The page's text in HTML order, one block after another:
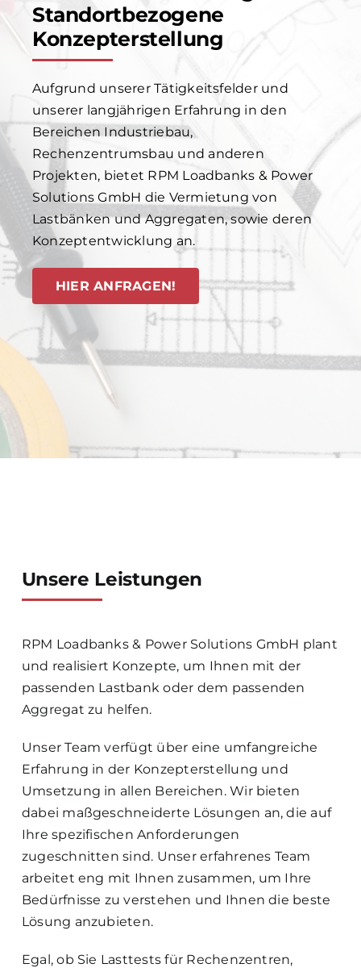
Standortbezogene
Konzepterstellung
Aufgrund unserer Tätigkeitsfelder und
unserer langjährigen Erfahrung in den
Bereichen Industriebau,
Rechenzentrumsbau und anderen
Projekten, bietet RPM Loadbanks & Power
Solutions GmbH die Vermietung von
Lastbänken und Aggregaten, sowie deren
Konzeptentwicklung an.
HIER ANFRAGEN!
Unsere Leistungen
RPM Loadbanks & Power Solutions GmbH plant
und realisiert Konzepte, um Ihnen mit der
passenden Lastbank oder dem passenden
Aggregat zu helfen.
Unser Team verfügt über eine umfangreiche
Erfahrung in der Konzepterstellung und
Umsetzung in allen Bereichen. Wir bieten
dabei maßgeschneiderte Lösungen an, die auf
Ihre spezifischen Anforderungen
zugeschnitten sind. Unser erfahrenes Team
arbeitet eng mit Ihnen zusammen, um Ihre
Bedürfnisse zu verstehen und Ihnen die beste
Lösung anzubieten.
Egal, ob Sie Lasttests für Rechenzentren,